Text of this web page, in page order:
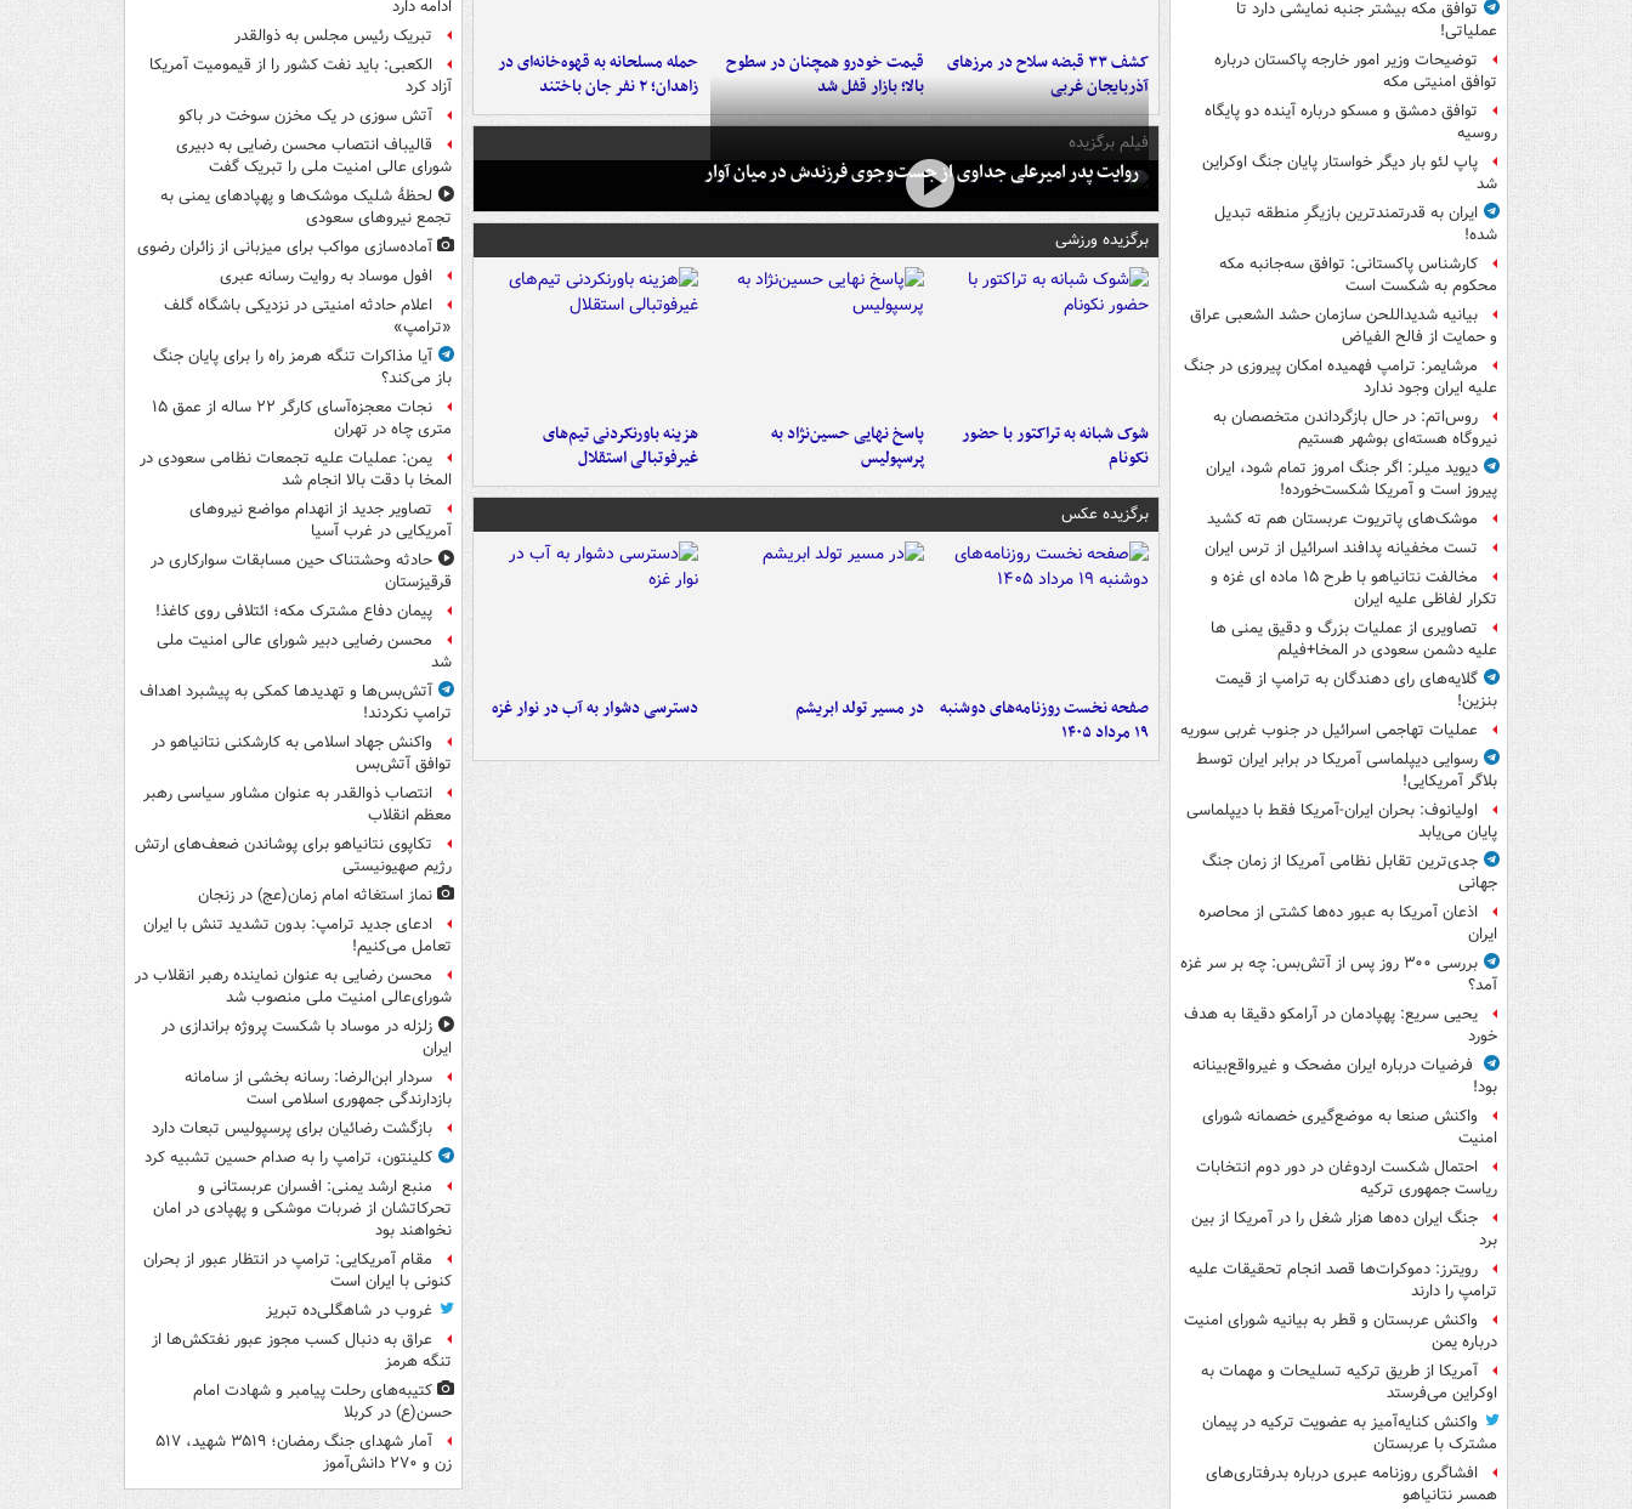
توافق مکه بیشتر جنبه نمایشی دارد تا
عملیاتی!
توضیحات وزیر امور خارجه پاکستان درباره
توافق امنیتی مکه
توافق دمشق و مسکو درباره آینده دو پایگاه
روسیه
پاپ لئو بار دیگر خواستار پایان جنگ اوکراین
شد
ایران به قدرتمندترین بازیگرِ منطقه تبدیل
شده!
کارشناس پاکستانی: توافق سه‌جانبه مکه
محکوم به شکست است
بیانیه شدیداللحن سازمان حشد الشعبی عراق
و حمایت از فالح الفیاض
مرشایمر: ترامپ فهمیده امکان پیروزی در جنگ
علیه ایران وجود ندارد
روس‌اتم: در حال بازگرداندن متخصصان به
نیروگاه هسته‌ای بوشهر هستیم
دیوید میلر: اگر جنگ امروز تمام شود، ایران
پیروز است و آمریکا شکست‌خورده!
موشک‌های پاتریوت عربستان هم ته‌ کشید
تست مخفیانه پدافند اسرائیل از ترس ایران
مخالفت نتانیاهو با طرح ۱۵ ماده ای غزه و
تکرار لفاظی علیه ایران
تصاویری از عملیات بزرگ و دقیق یمنی ها
علیه دشمن سعودی در المخا+فیلم
گلایه‌های رای دهندگان به ترامپ از قیمت
بنزین!
عملیات تهاجمی اسرائیل در جنوب غربی سوریه
رسوایی دیپلماسی آمریکا در برابر ایران توسط
بلاگر آمریکایی!
اولیانوف: بحران ایران-آمریکا فقط با دیپلماسی
پایان می‌یابد
جدی‌ترین تقابل نظامی آمریکا از زمان جنگ
جهانی
اذعان آمریکا به عبور ده‌ها کشتی از محاصره
ایران
بررسی ۳۰۰ روز پس از آتش‌بس: چه بر سر غزه
آمد؟
یحیی سریع: پهپادمان در آرامکو دقیقا به هدف
خورد
فرضیات درباره ایران مضحک و غیرواقع‌بینانه
بود!
واکنش صنعا به موضع‌گیری خصمانه شورای
امنیت
احتمال شکست اردوغان در دور دوم انتخابات
ریاست جمهوری ترکیه
جنگ ایران ده‌ها هزار شغل را در آمریکا از بین
برد
رویترز: دموکرات‌ها قصد انجام تحقیقات علیه
ترامپ را دارند
واکنش عربستان و قطر به بیانیه شورای امنیت
درباره یمن
آمریکا از طریق ترکیه تسلیحات و مهمات به
اوکراین می‌فرستد
واکنش کنایه‌آمیز به عضویت ترکیه در پیمان
مشترک با عربستان
افشاگری روزنامه عبری درباره بدرفتاری‌های
همسر نتانیاهو
کشف ۳۳ قبضه سلاح در مرزهای
آذربایجان غربی
قیمت خودرو همچنان در سطوح
بالا؛ بازار قفل شد
حمله مسلحانه به قهوه‌خانه‌ای در
زاهدان؛ ۲ نفر جان باختند
فیلم برگزیده
روایت پدر امیرعلی جداوی از جست‌وجوی فرزندش در میان آوار
برگزیده ورزشی
شوک شبانه به تراکتور با حضور
نکونام
پاسخ نهایی حسین‌نژاد به
پرسپولیس
هزینه باورنکردنی تیم‌های
غیرفوتبالی استقلال
برگزیده عکس
صفحه نخست روزنامه‌های دوشنبه
۱۹ مرداد ۱۴۰۵
در مسیر تولد ابریشم دسترسی دشوار به آب در نوار غزه
ادامه دارد
تبریک رئیس مجلس به ذوالقدر
الکعبی: باید نفت کشور را از قیمومیت آمریکا
آزاد کرد
آتش سوزی در یک مخزن سوخت در باکو
قالیباف انتصاب محسن رضایی به دبیری
شورای عالی امنیت ملی را تبریک گفت
لحظۀ شلیک موشک‌ها و پهپادهای یمنی به
تجمع نیروهای سعودی
آماده‌سازی مواکب برای میزبانی از زائران رضوی
افول موساد به روایت رسانه عبری
اعلام حادثه امنیتی در نزدیکی باشگاه گلف
«ترامپ»
آیا مذاکرات تنگه هرمز راه را برای پایان جنگ
باز می‌کند؟
نجات معجزه‌آسای کارگر ۲۲ ساله از عمق ۱۵
متری چاه در تهران
یمن: عملیات علیه تجمعات نظامی سعودی در
المخا با دقت بالا انجام شد
تصاویر جدید از انهدام مواضع نیروهای
آمریکایی در غرب آسیا
حادثه وحشتناک حین مسابقات سوارکاری در
قرقیزستان
پیمان دفاع مشترک مکه؛ ائتلافی روی کاغذ!
محسن رضایی دبیر شورای عالی امنیت ملی
شد
آتش‌بس‌ها و تهدیدها کمکی به پیشبرد اهداف
ترامپ نکردند!
واکنش جهاد اسلامی به کارشکنی نتانیاهو در
توافق آتش‌بس
انتصاب ذوالقدر به عنوان مشاور سیاسی رهبر
معظم انقلاب
تکاپوی نتانیاهو برای پوشاندن ضعف‌های ارتش
رژیم صهیونیستی
نماز استغاثه امام زمان(عج) در زنجان
ادعای جدید ترامپ: بدون تشدید تنش با ایران
تعامل می‌کنیم!
محسن رضایی به عنوان نماینده رهبر انقلاب در
شورای‌عالی امنیت ملی منصوب شد
زلزله در موساد با شکست پروژه براندازی در
ایران
سردار ابن‌الرضا: رسانه بخشی از سامانه
بازدارندگی جمهوری اسلامی است
بازگشت رضائیان برای پرسپولیس تبعات دارد
کلینتون، ترامپ را به صدام حسین تشبیه کرد
منبع ارشد یمنی: افسران عربستانی و
تحرکاتشان از ضربات موشکی و پهپادی در امان
نخواهند بود
مقام آمریکایی: ترامپ در انتظار عبور از بحران
کنونی با ایران است
غروب در شاهگلی‌ده تبریز
عراق به دنبال کسب مجوز عبور نفتکش‌ها از
تنگه هرمز
کتیبه‌های رحلت پیامبر و شهادت امام
حسن(ع) در کربلا
آمار شهدای جنگ رمضان؛ ۳۵۱۹ شهید، ۵۱۷
زن و ۲۷۰ دانش‌آموز